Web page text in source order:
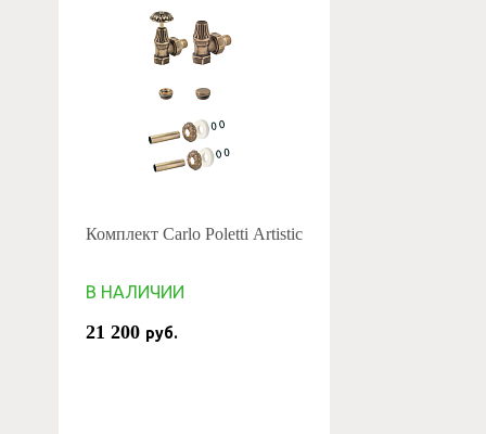
Комплект Carlo Poletti Artistic
В НАЛИЧИИ
21 200 руб.